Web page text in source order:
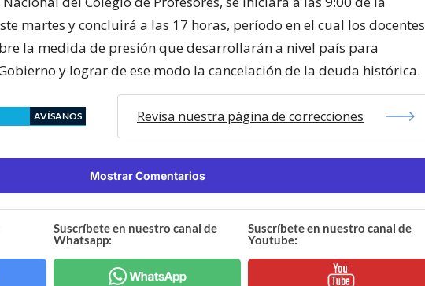
martes y concluirá a las 17 horas, período en el cual los docentes
la medida de presión que desarrollarán a nivel país para
y lograr de ese modo la cancelación de la deuda histórica.
AVÍSANOS Revisa nuestra página de correcciones
Mostrar Comentarios
Suscríbete en nuestro canal de
Whatsapp:
Suscríbete en nuestro canal de
Youtube: